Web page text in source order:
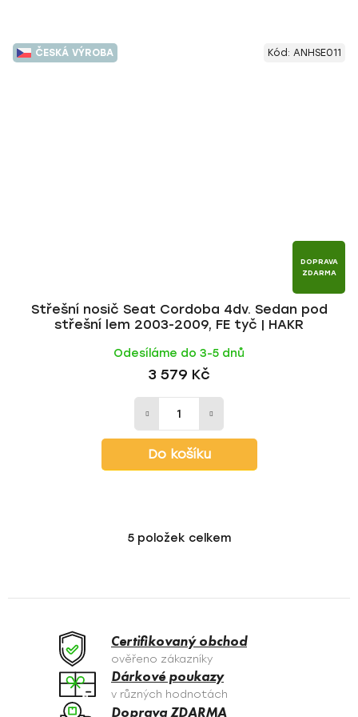
ČESKÁ VÝROBA
DOPRAVA
ZDARMA
Střešní nosič Seat Cordoba 4dv. Sedan pod
střešní lem 2003-2009, FE tyč | HAKR
Odesíláme do 3-5 dnů
3 579 Kč
Do košíku
Kód: ANHSE011
O
á
c
í
p
r
5položek celkem
Certifikovaný obchod
ověřeno zákazníky
Dárkové poukazy
v různých hodnotách
Doprava ZDARMA